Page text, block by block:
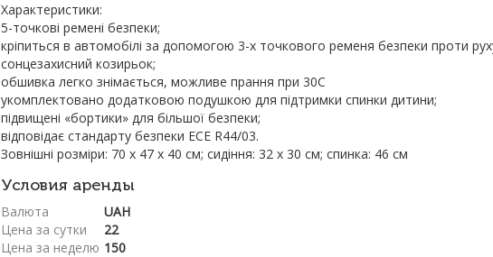
Характеристики:
5-точкові ремені безпеки;
кріпиться в автомобілі за допомогою 3-х точкового ременя безпеки проти
сонцезахисний козирьок;
обшивка легко знімається, можливе прання при 30С
укомплектовано додатковою подушкою для підтримки спинки дитини;
підвищені «бортики» для більшої безпеки;
відповідає стандарту безпеки ЕСЕ R44/03.
Зовнішні розміри: 70 х 47 х 40 см; сидіння: 32 х 30 см; спинка: 46 см
Условия аренды
Валюта
UAH
Цена за сутки
22
Цена за неделю 150